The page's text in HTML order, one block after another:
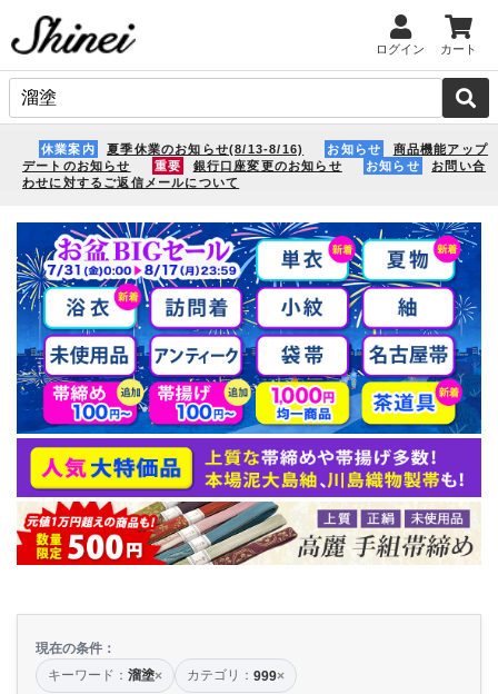
ログイン カート
休業案内 夏季休業のお知らせ(8/13-8/16) お知らせ
商品機能アップ
デートのお知らせ
重要 銀行口座変更のお知らせ お知らせ
お問い合
わせに対するご返信メールについて
現在の条件：
キーワード： 溜塗× カテゴリ： 999×